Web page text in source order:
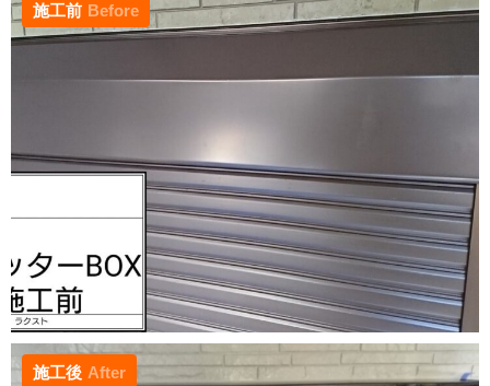
施工前 Before
施工後 After